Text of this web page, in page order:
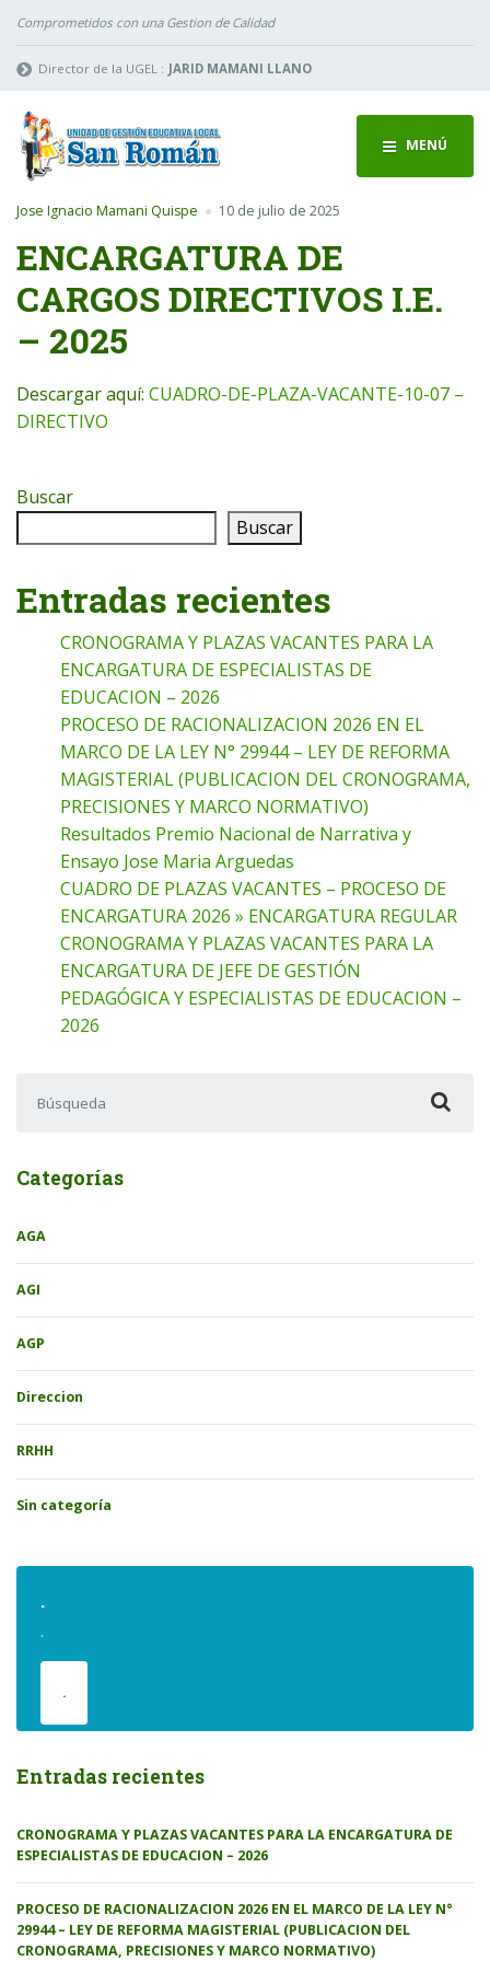
Comprometidos con una Gestion de Calidad
Director de la UGEL : JARID MAMANI LLANO
MENÚ
Jose Ignacio Mamani Quispe 10 de julio de 2025
ENCARGATURA DE
CARGOS DIRECTIVOS I.E.
– 2025
Descargar aquí: CUADRO-DE-PLAZA-VACANTE-10-07 –
DIRECTIVO
Buscar
Buscar
Entradas recientes
CRONOGRAMA Y PLAZAS VACANTES PARA LA
ENCARGATURA DE ESPECIALISTAS DE
EDUCACION – 2026
PROCESO DE RACIONALIZACION 2026 EN EL
MARCO DE LA LEY N° 29944 – LEY DE REFORMA
MAGISTERIAL (PUBLICACION DEL CRONOGRAMA,
PRECISIONES Y MARCO NORMATIVO)
Resultados Premio Nacional de Narrativa y
Ensayo Jose Maria Arguedas
CUADRO DE PLAZAS VACANTES – PROCESO DE
ENCARGATURA 2026 » ENCARGATURA REGULAR
CRONOGRAMA Y PLAZAS VACANTES PARA LA
ENCARGATURA DE JEFE DE GESTIÓN
PEDAGÓGICA Y ESPECIALISTAS DE EDUCACION –
2026
Categorías
AGA
AGI
AGP
Direccion
RRHH
Sin categoría
.
.
.
Entradas recientes
CRONOGRAMA Y PLAZAS VACANTES PARA LA ENCARGATURA DE
ESPECIALISTAS DE EDUCACION – 2026
PROCESO DE RACIONALIZACION 2026 EN EL MARCO DE LA LEY N°
29944 – LEY DE REFORMA MAGISTERIAL (PUBLICACION DEL
CRONOGRAMA, PRECISIONES Y MARCO NORMATIVO)